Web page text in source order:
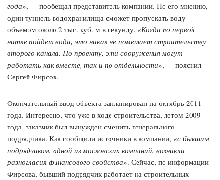
года», — пообещал представитель компании. По его мнению,
один туннель водохранилища сможет пропускать воду
объемом около 2 тыс. куб. м в секунду. «Когда по первой
нитке пойдет вода, это никак не помешает строительству
второго канала. По проекту, эти сооружения могут
работать как вместе, так и по отдельности», — пояснил
Сергей Фирсов.
Окончательный ввод объекта запланирован на октябрь 2011
года. Интересно, что уже в ходе строительства, летом 2009
года, заказчик был вынужден сменить генерального
подрядчика. Как сообщили источники в компании, «с бывшим
подрядчиком, одной из московских компаний, возникли
разногласия финансового свойства». Сейчас, по информации
Фирсова, бывший подрядчик работает на строительных